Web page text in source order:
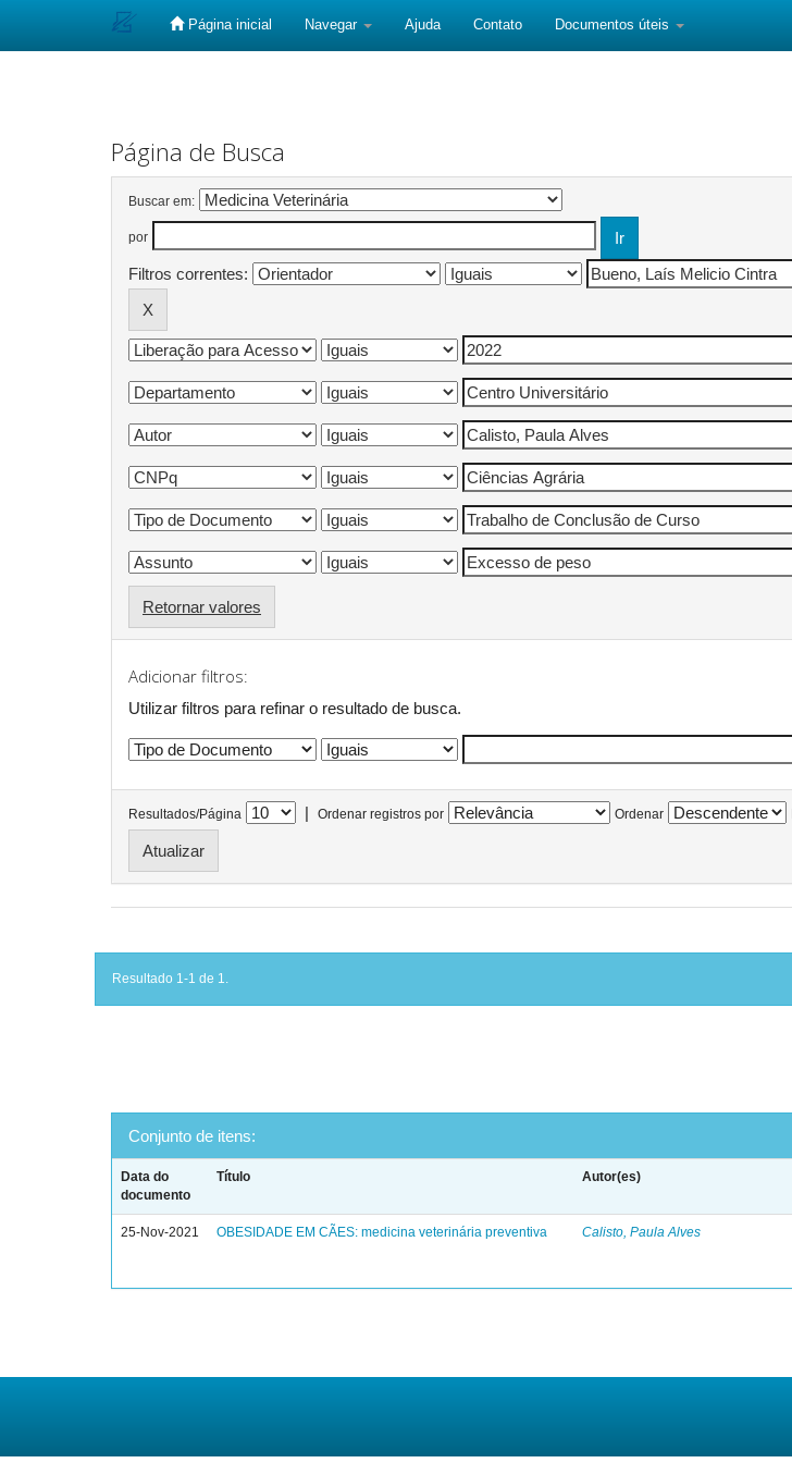
Página inicial Navegar Ajuda Contato Documentos úteis
Página de Busca
Buscar em:
por
Filtros correntes:
Retornar valores
Adicionar filtros:
Utilizar filtros para refinar o resultado de busca.
Resultados/Página | Ordenar registros por Ordenar
Resultado 1-1 de 1.
Conjunto de itens:
Data do
documento
Título Autor(es)
25-Nov-2021 OBESIDADE EM CÃES: medicina veterinária preventiva Calisto, Paula Alves